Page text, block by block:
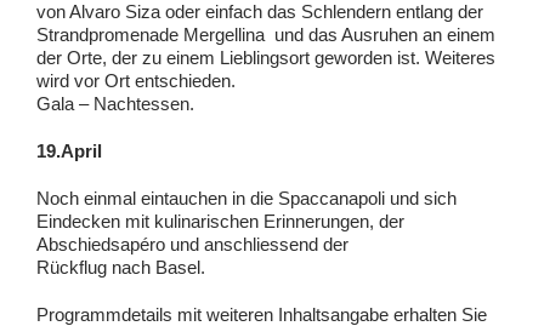
von Alvaro Siza oder einfach das Schlendern entlang der
Strandpromenade Mergellina und das Ausruhen an einem
der Orte, der zu einem Lieblingsort geworden ist. Weiteres
wird vor Ort entschieden.
Gala – Nachtessen.
19.April
Noch einmal eintauchen in die Spaccanapoli und sich
Eindecken mit kulinarischen Erinnerungen, der
Abschiedsapéro und anschliessend der
Rückflug nach Basel.
Programmdetails mit weiteren Inhaltsangabe erhalten Sie